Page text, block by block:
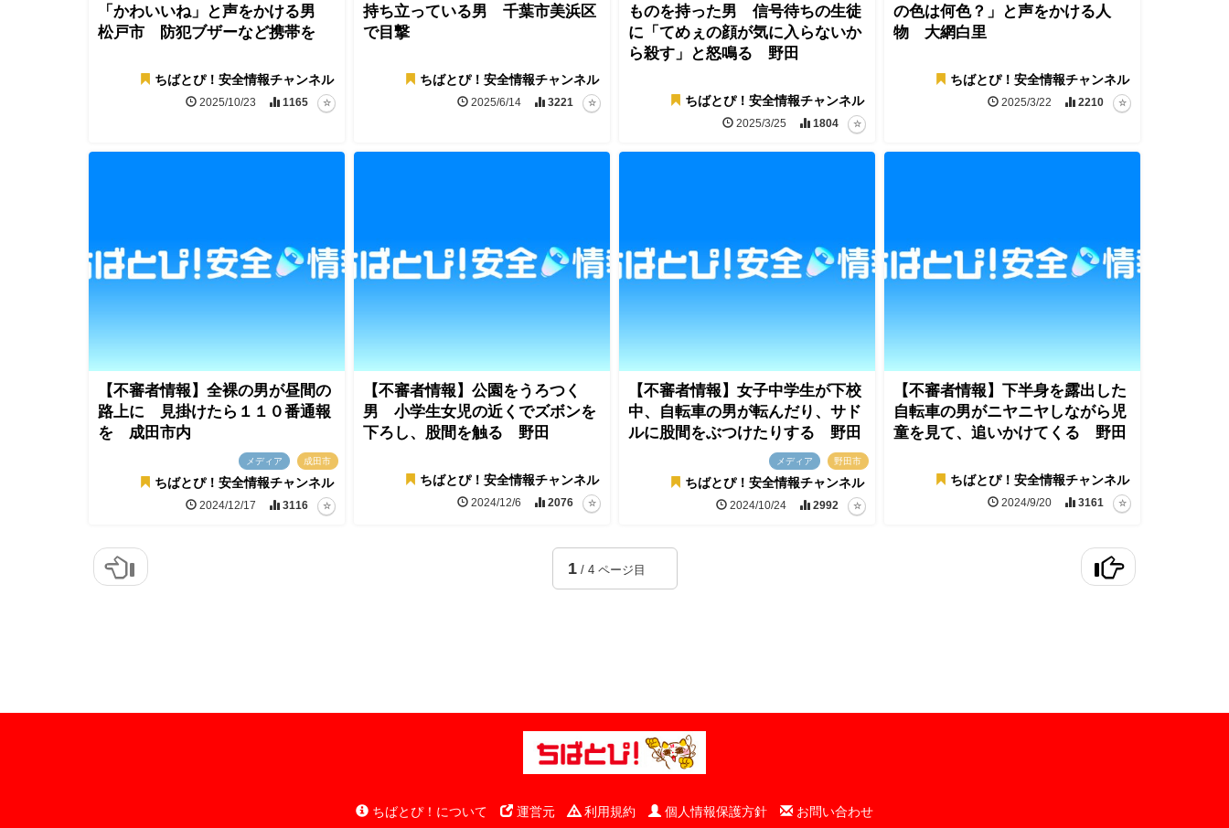
「かわいいね」と声をかける男
松戸市 防犯ブザーなど携帯を
ちばとぴ！安全情報チャンネル
2025/10/23 1165
持ち立っている男 千葉市美浜区
で目撃
ちばとぴ！安全情報チャンネル
2025/6/14 3221
ものを持った男 信号待ちの生徒
に「てめぇの顔が気に入らないか
ら殺す」と怒鳴る 野田
ちばとぴ！安全情報チャンネル
2025/3/25 1804
の色は何色？」と声をかける人
物 大網白里
ちばとぴ！安全情報チャンネル
2025/3/22 2210
【不審者情報】全裸の男が昼間の
路上に 見掛けたら１１０番通報
を 成田市内
メディア 成田市
ちばとぴ！安全情報チャンネル
2024/12/17 3116
【不審者情報】公園をうろつく
男 小学生女児の近くでズボンを
下ろし、股間を触る 野田
ちばとぴ！安全情報チャンネル
2024/12/6 2076
【不審者情報】女子中学生が下校
中、自転車の男が転んだり、サド
ルに股間をぶつけたりする 野田
メディア 野田市
ちばとぴ！安全情報チャンネル
2024/10/24 2992
【不審者情報】下半身を露出した
自転車の男がニヤニヤしながら児
童を見て、追いかけてくる 野田
ちばとぴ！安全情報チャンネル
2024/9/20 3161
1/ 4 ページ目
ちばとぴ！について 運営元 利用規約 個人情報保護方針 お問い合わせ